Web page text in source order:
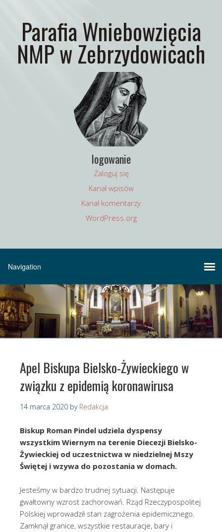
Parafia Wniebowzięcia
NMP w Zebrzydowicach
logowanie
Zaloguj się
Kanał wpisów
Kanał komentarzy
WordPress.org
Apel Biskupa Bielsko-Żywieckiego w
związku z epidemią koronawirusa
14 marca 2020 by Redakcja
Biskup Roman Pindel udziela dyspensy
wszystkim Wiernym na terenie Diecezji Bielsko-
Żywieckiej od uczestnictwa w niedzielnej Mszy
Świętej i wzywa do pozostania w domach.
Jesteśmy w bardzo trudnej sytuacji. Następuje
gwałtowny wzrost zachorowań. Rząd Rzeczypospolitej
Polskiej wprowadził stan zagrożenia epidemicznego.
Zamknął granice, wszystkie restauracje, bary i